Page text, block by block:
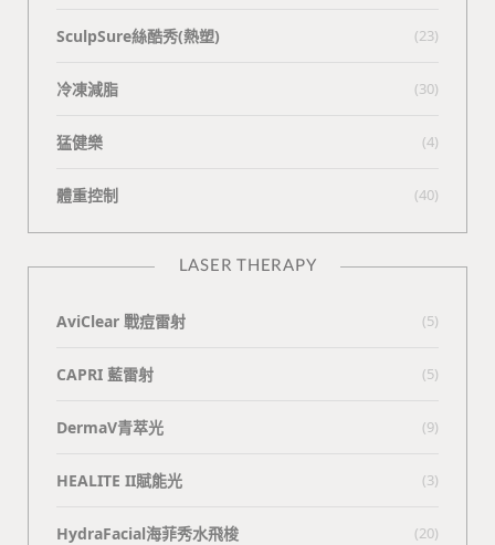
SculpSure絲酷秀(熱塑) (23)
冷凍減脂 (30)
猛健樂 (4)
體重控制 (40)
LASER THERAPY
AviClear 戰痘雷射 (5)
CAPRI 藍雷射 (5)
DermaV青萃光 (9)
HEALITE II賦能光 (3)
HydraFacial海菲秀水飛梭 (20)